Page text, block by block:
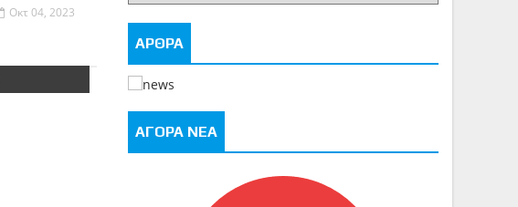
Οκτ 04, 2023
ΑΡΘΡΑ
ΑΓΟΡΑ ΝΕΑ